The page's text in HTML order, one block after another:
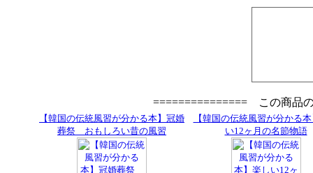
=============== この商品
【韓国の伝統風習が分かる本】冠婚
葬祭 おもしろい昔の風習
【韓国の伝統風習が分かる
い12ヶ月の名節物語